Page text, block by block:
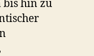
bis hin zu